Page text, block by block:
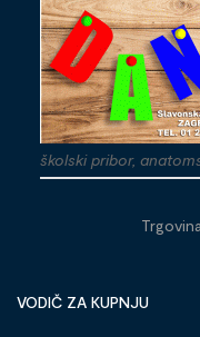
školski pribor,
VODIČ ZA KUPNJU